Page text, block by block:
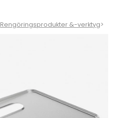
Rengöringsprodukter &-verktyg>